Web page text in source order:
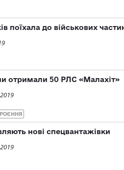
поїхала до військових
отримали 50 РЛС «Малахiт»
новi спецвантажiвки